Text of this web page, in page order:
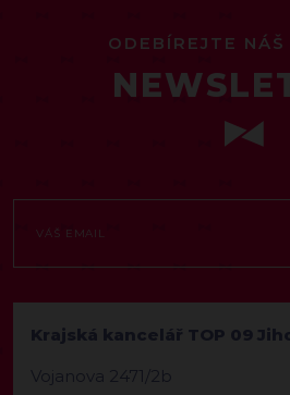
ODEBÍREJTE
Krajská kancelář TOP 09
Vojanova 2471/2b